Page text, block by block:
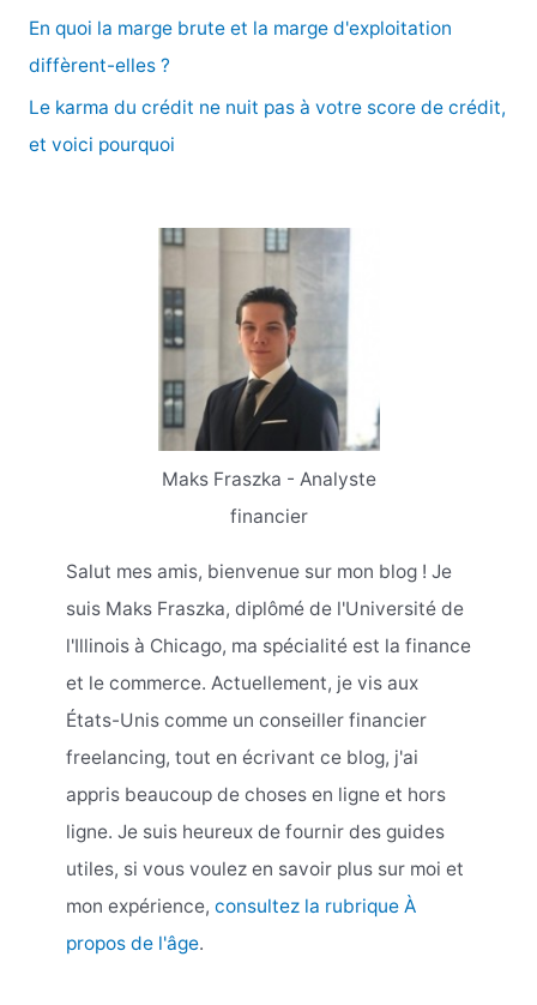
En quoi la marge brute et la marge d'exploitation
diffèrent-elles ?
Le karma du crédit ne nuit pas à votre score de crédit,
et voici pourquoi
Maks Fraszka - Analyste
financier
Salut mes amis, bienvenue sur mon blog ! Je
suis Maks Fraszka, diplômé de l'Université de
l'Illinois à Chicago, ma spécialité est la finance
et le commerce. Actuellement, je vis aux
États-Unis comme un conseiller financier
freelancing, tout en écrivant ce blog, j'ai
appris beaucoup de choses en ligne et hors
ligne. Je suis heureux de fournir des guides
utiles, si vous voulez en savoir plus sur moi et
mon expérience, consultez la rubrique À
propos de l'âge.